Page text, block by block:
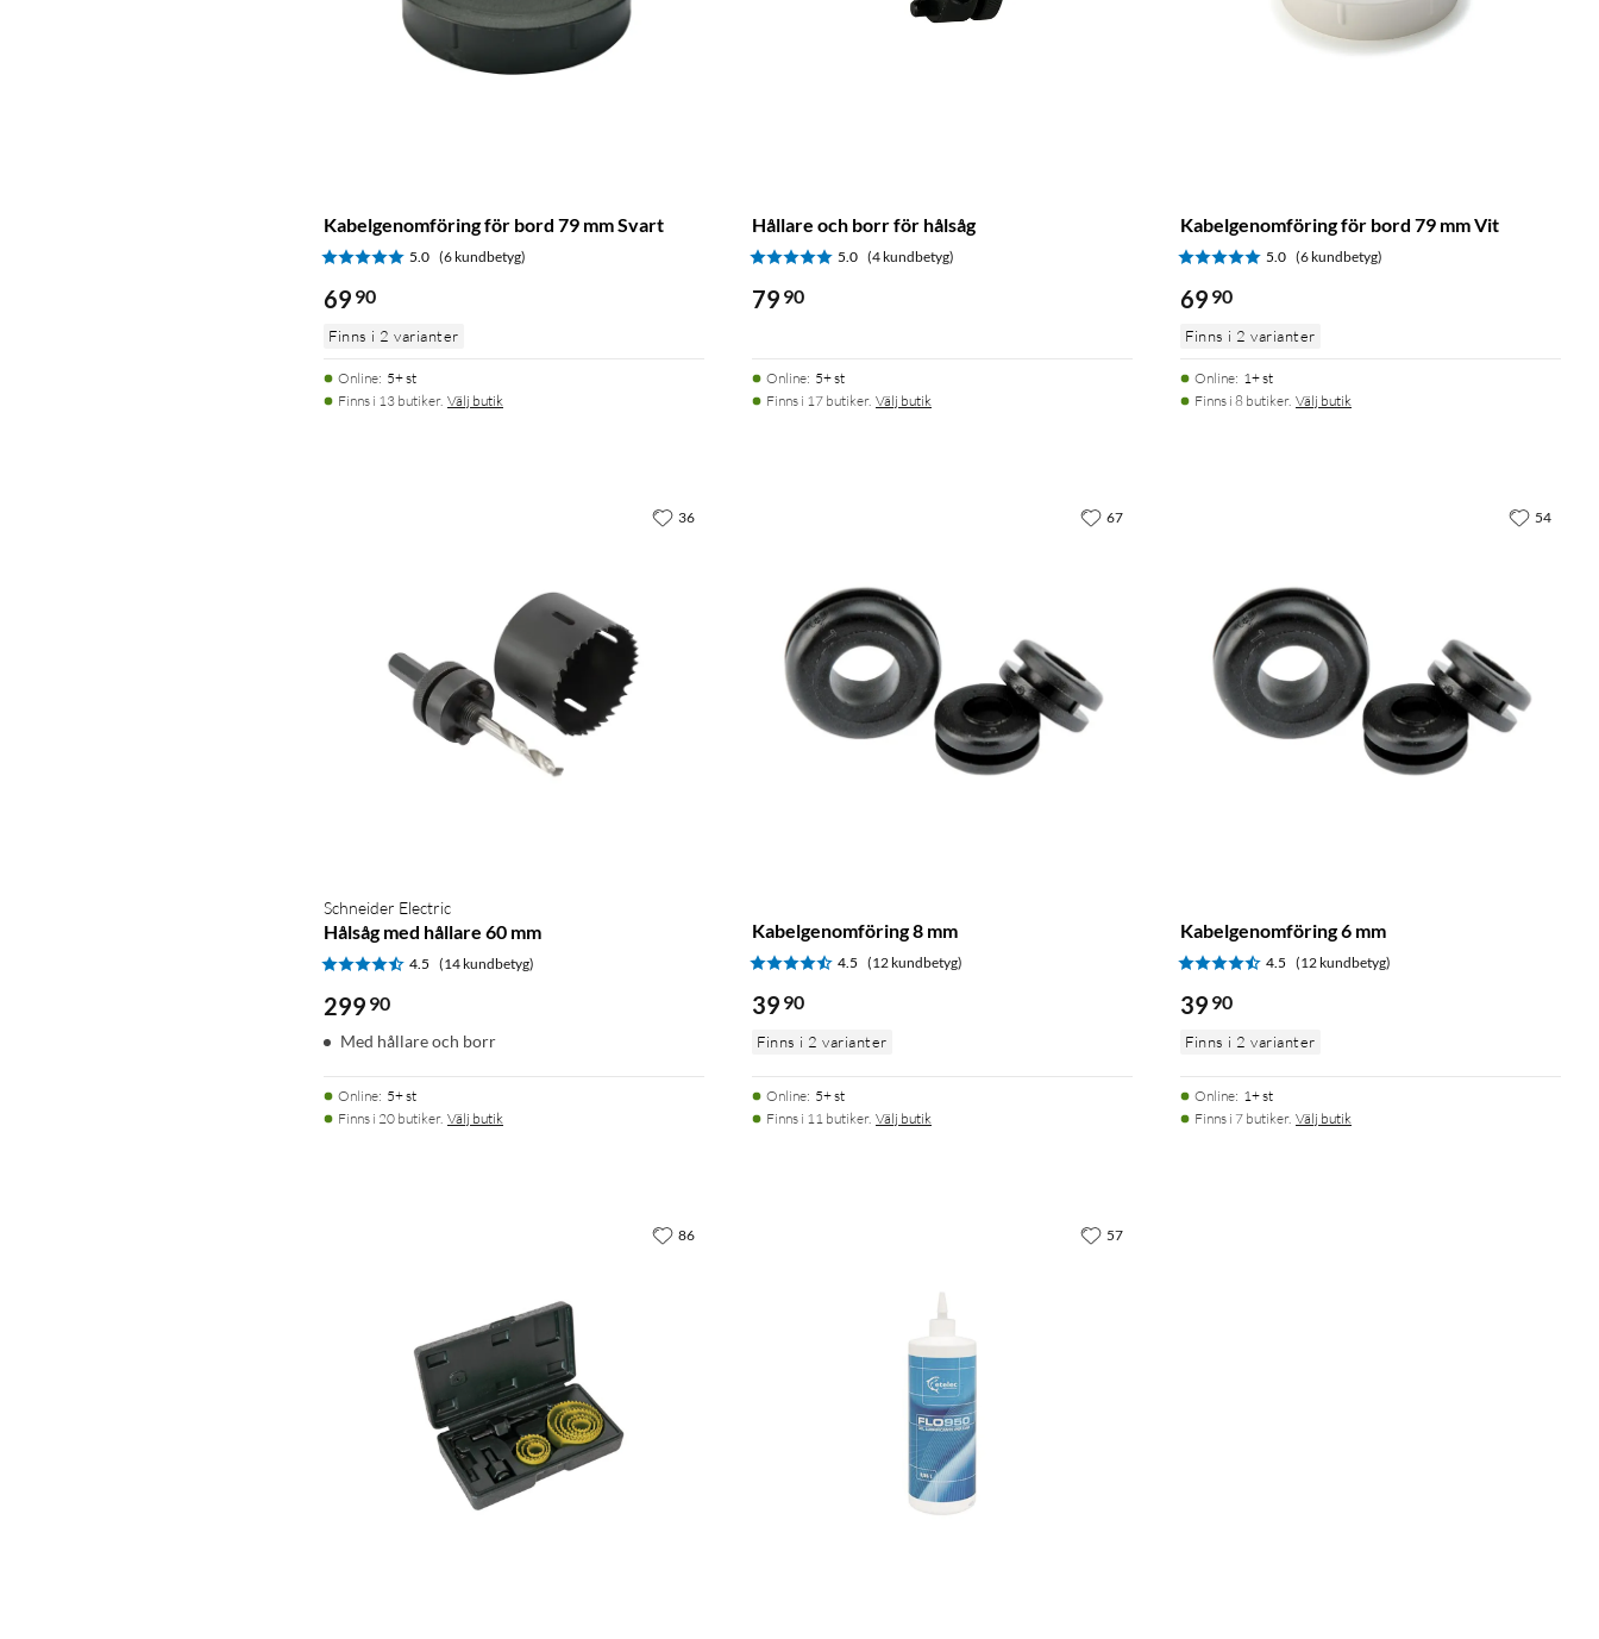
Kabelgenomföring för bord 79 mm Svart
5.0 (6 kundbetyg)
69 90
Finns i 2 varianter
Online: 5+ st
Finns i 13 butiker. Välj butik
Hållare och borr för hålsåg
5.0 (4 kundbetyg)
79 90
Online: 5+ st
Finns i 17 butiker. Välj butik
Kabelgenomföring för bord 79 mm Vit
5.0 (6 kundbetyg)
69 90
Finns i 2 varianter
Online: 1+ st
Finns i 8 butiker. Välj butik
Schneider Electric
Hålsåg med hållare 60 mm
4.5 (14 kundbetyg)
299 90
Med hållare och borr
Online: 5+ st
Finns i 20 butiker. Välj butik
36
Kabelgenomföring 8 mm
4.5 (12 kundbetyg)
39 90
Finns i 2 varianter
Online: 5+ st
Finns i 11 butiker. Välj butik
67
Kabelgenomföring 6 mm
4.5 (12 kundbetyg)
39 90
Finns i 2 varianter
Online: 1+ st
Finns i 7 butiker. Välj butik
54
86 57